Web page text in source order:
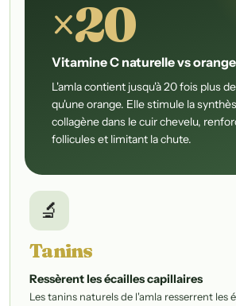
×20
Vitamine C naturelle vs orange
L'amla contient jusqu'à 20 fois plus
qu'une orange. Elle stimule la
collagène dans le cuir chevelu,
follicules et limitant la chute.
🔬
Tanins
Ressèrent les écailles capillaires
Les tanins naturels de l'amla resserrent les